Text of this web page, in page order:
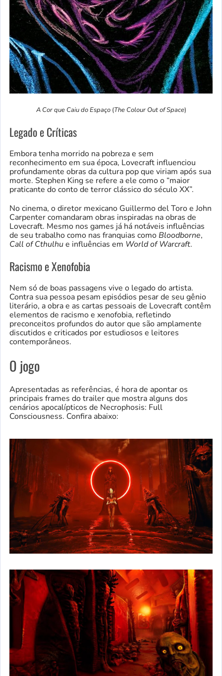
A Cor que Caiu do Espaço(The Colour Out of Space)
Legado e Críticas
Embora tenha morrido na pobreza e sem
reconhecimento em sua época, Lovecraft influenciou
profundamente obras da cultura pop que viriam após sua
morte. Stephen King se refere a ele como o “maior
praticante do conto de terror clássico do século XX”.
No cinema, o diretor mexicano Guillermo del Toro e John
Carpenter comandaram obras inspiradas na obras de
Lovecraft. Mesmo nos games já há notáveis influências
de seu trabalho como nas franquias como Bloodborne,
Call of Cthulhue influências em World of Warcraft.
Racismo e Xenofobia
Nem só de boas passagens vive o legado do artista.
Contra sua pessoa pesam episódios pesar de seu gênio
literário, a obra e as cartas pessoais de Lovecraft contêm
elementos de racismo e xenofobia, refletindo
preconceitos profundos do autor que são amplamente
discutidos e criticados por estudiosos e leitores
contemporâneos.
O jogo
Apresentadas as referências, é hora de apontar os
principais frames do trailer que mostra alguns dos
cenários apocalípticos de Necrophosis: Full
Consciousness. Confira abaixo: